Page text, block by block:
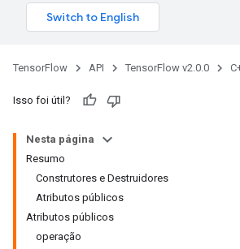
TensorFlow API TensorFlow v2.0.0
Isso foi útil?
Nesta página
Resumo
Construtores e Destruidores
Atributos públicos
Atributos públicos
operação